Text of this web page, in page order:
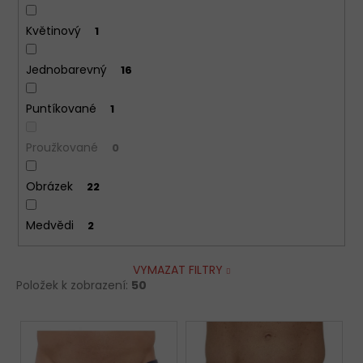
Květinový 1
Jednobarevný 16
Puntíkované 1
Proužkované 0
Obrázek 22
Medvědi 2
VYMAZAT FILTRY
Položek k zobrazení: 50